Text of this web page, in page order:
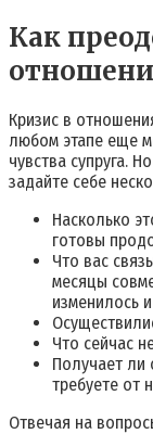
Как
Кризис в
любом этапе еще
чувства супруга.
задайте себе
Насколько
готовы
Что вас
месяцы
изменилось
Что сейчас
Получает ли
требуете от
Отвечая на